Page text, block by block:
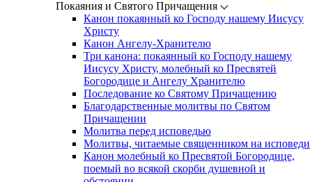
Покаяния и Святого Причащения
Канон покаянный ко Господу нашему Иисусу
Христу
Канон Ангелу-Хранителю
Три канона: покаянный ко Господу нашему
Иисусу Христу, молебный ко Пресвятей
Богородице и Ангелу Хранителю
Последование ко Святому Причащению
Благодарственные молитвы по Святом
Причащении
Молитва перед исповедью
Молитвы, читаемые священником на исповеди
Канон молебный ко Пресвятой Богородице,
поемый во всякой скорби душевной и